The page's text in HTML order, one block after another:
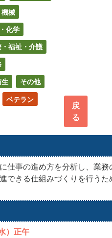
機械
化学
・福祉・介護
その他
ベテラン
戻
る
仕事の進め方を分析し、業務
できる仕組みづくりを行うた
）正午